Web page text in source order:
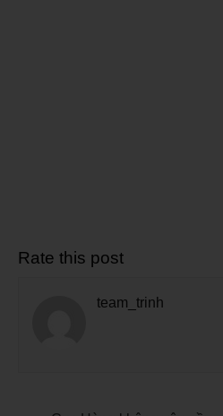
Rate this post
team_trinh